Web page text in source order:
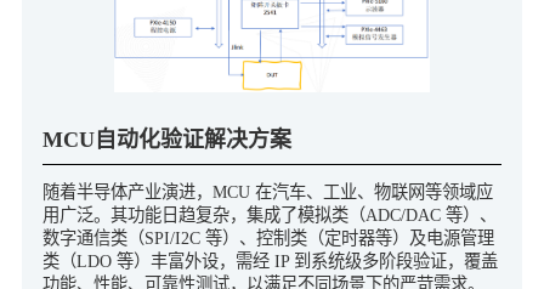
MCU自动化验证解决方案
随着半导体产业演进，MCU 在汽车、工业、物联网等领域应
用广泛。其功能日趋复杂，集成了模拟类（ADC/DAC 等）、
数字通信类（SPI/I2C 等）、控制类（定时器等）及电源管理
类（LDO 等）丰富外设，需经 IP 到系统级多阶段验证，覆盖
功能、性能、可靠性测试，以满足不同场景下的严苛需求。